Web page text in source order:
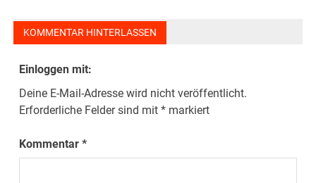
KOMMENTAR HINTERLASSEN
Einloggen mit:
Deine E-Mail-Adresse wird nicht veröffentlicht.
Erforderliche Felder sind mit* markiert
Kommentar*